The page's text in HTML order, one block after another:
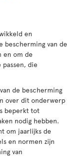
en
bescherming van de
en om de
die
de bescherming
over dit onderwerp
beperkt tot
nodig hebben.
om jaarlijks de
en normen zijn
van